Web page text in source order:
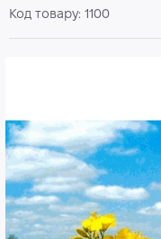
Код товару: 1100